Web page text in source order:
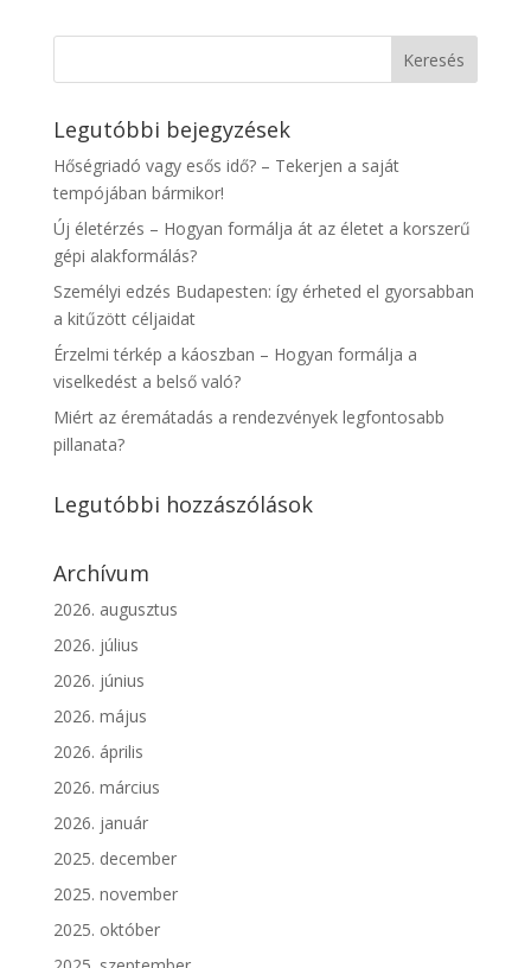
Legutóbbi bejegyzések
Hőségriadó vagy esős idő? – Tekerjen a saját
tempójában bármikor!
Új életérzés – Hogyan formálja át az életet a korszerű
gépi alakformálás?
Személyi edzés Budapesten: így érheted el gyorsabban
a kitűzött céljaidat
Érzelmi térkép a káoszban – Hogyan formálja a
viselkedést a belső való?
Miért az éremátadás a rendezvények legfontosabb
pillanata?
Legutóbbi hozzászólások
Archívum
2026. augusztus
2026. július
2026. június
2026. május
2026. április
2026. március
2026. január
2025. december
2025. november
2025. október